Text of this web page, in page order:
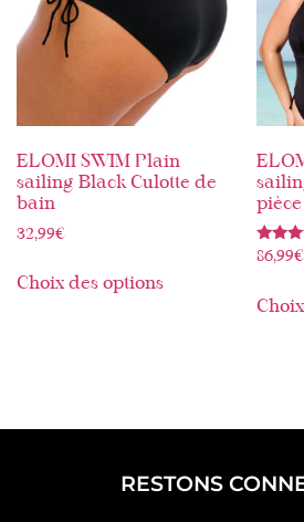
ELOMI SWIM Plain
sailing Black Culotte de
bain
32,99€
Choix des options
pièce
Note
5.00
86,99€
RESTONS